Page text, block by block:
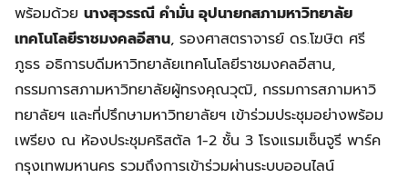
พร้อมด้วย นางสุวรรณี คำมั่น อุปนายกสภามหาวิทยาลัย
เทคโนโลยีราชมงคลอีสาน, รองศาสตราจารย์ ดร.โฆษิต ศรี
ภูธร อธิการบดีมหาวิทยาลัยเทคโนโลยีราชมงคลอีสาน,
กรรมการสภามหาวิทยาลัยผู้ทรงคุณวุฒิ, กรรมการสภามหาวิ
ทยาลัยฯ และที่ปรึกษามหาวิทยาลัยฯ เข้าร่วมประชุมอย่างพร้อม
เพรียง ณ ห้องประชุมคริสตัล 1-2 ชั้น 3 โรงแรมเซ็นจูรี พาร์ค
กรุงเทพมหานคร รวมถึงการเข้าร่วมผ่านระบบออนไลน์